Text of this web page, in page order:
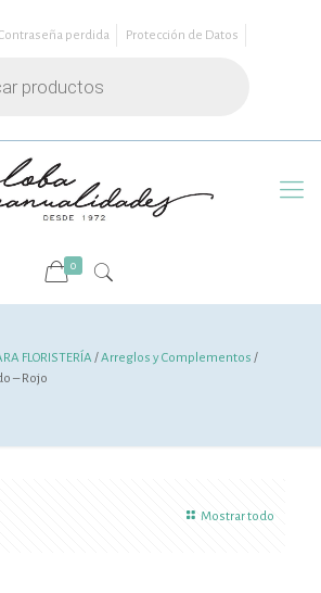
perdida
Protección de Datos
0
FLORISTERÍA /Arreglos y Complementos /
– Rojo
Mostrar todo